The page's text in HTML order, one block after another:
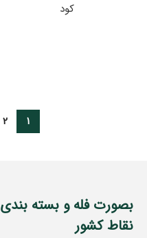
کود
1
2
بصورت فله و بسته
نقاط کشور